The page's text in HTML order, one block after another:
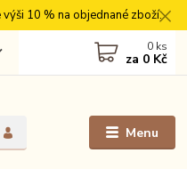
10 % na objednané zboží.
Menu
0 ks
za 0 Kč